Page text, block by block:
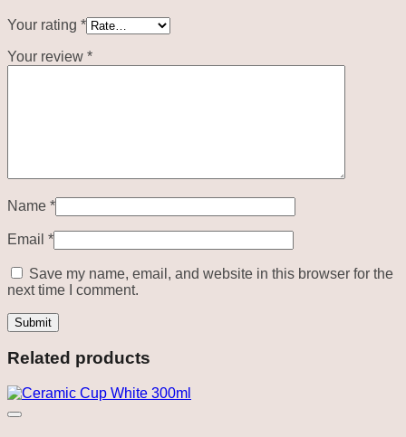
Your rating *
Your review *
Name *
Email *
Save my name, email, and website in this browser for the
next time I comment.
Related products